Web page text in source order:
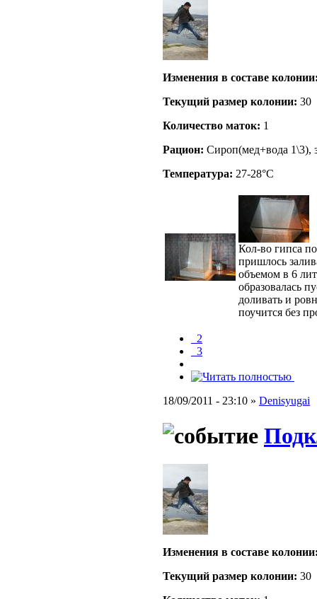
Изменения в составе
Текущий размер кoлонии: 30
Количество маток: 1
Рацион: Сироп(мед+вода 1\3),
Температура: 27-28°C
Кол-во гипса
пришлось
объемом в 6
образовалась
доливать и
поучится без
_2
_3
18/09/2011 - 23:10 » Denisyugai
Изменения в составе
Текущий размер кoлонии: 30